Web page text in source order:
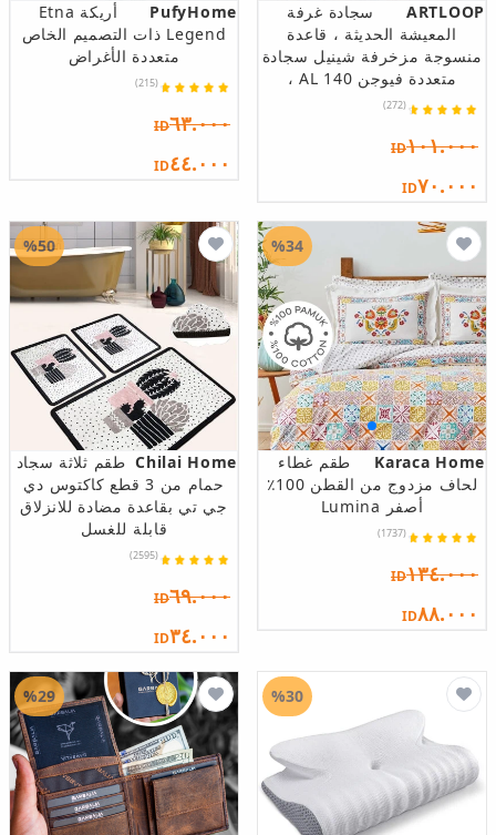
ARTLOOP
سجادة غرفة
المعيشة الحديثة ، قاعدة
منسوجة مزخرفة شينيل سجادة
متعددة فيوجن AL 140 ،
(272)
ID١٠١.٠٠٠
ID٧٠.٠٠٠
PufyHome
أريكة Etna
Legend ذات التصميم الخاص
متعددة الأغراض
(215)
ID٦٣.٠٠٠
ID٤٤.٠٠٠
Karaca Home
طقم غطاء
لحاف مزدوج من القطن 100٪
أصفر Lumina
(1737)
ID١٣٤.٠٠٠
ID٨٨.٠٠٠
%34
Chilai Home طقم ثلاثة سجاد
حمام من 3 قطع كاكتوس دي
جي تي بقاعدة مضادة للانزلاق
قابلة للغسل
(2595)
ID٦٩.٠٠٠
ID٣٤.٠٠٠
%50
%30
%29